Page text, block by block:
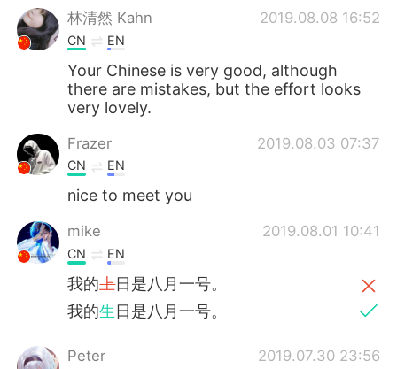
한국어
ไทย
Italiano Türkçe
Tiếng Việt
林清然 Kahn
2019.08.08 16:52
CN EN
Your Chinese is very good, although
there are mistakes, but the effort looks
very lovely.
Frazer 2019.08.03 07:37
CN EN
nice to meet you
mike 2019.08.01 10:41
CN EN
我的上日是八月一号。
我的生日是八月一号。
Peter 2019.07.30 23:56